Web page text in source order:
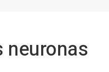
neuronas